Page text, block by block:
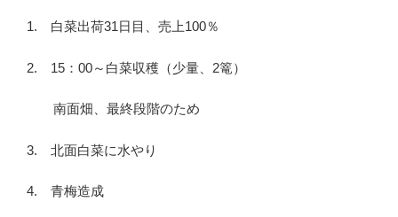
1. 白菜出荷31日目、売上100％
2. 15：00～白菜収穫（少量、2篭）
南面畑、最終段階のため
3. 北面白菜に水やり
4. 青梅造成